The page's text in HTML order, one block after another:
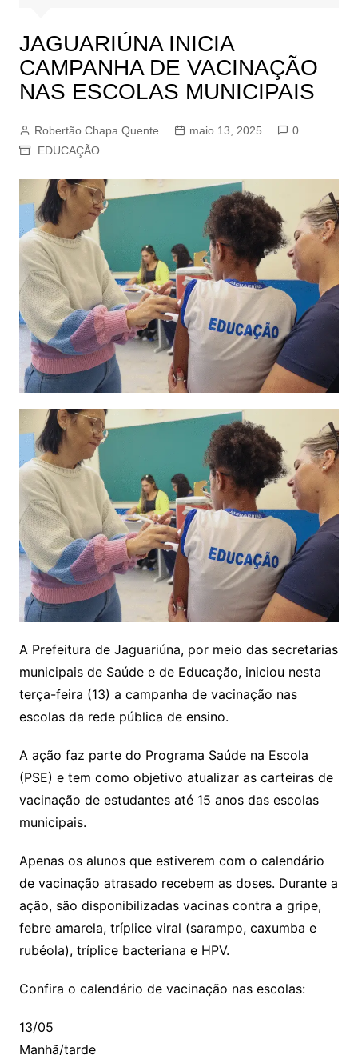
JAGUARIÚNA INICIA
CAMPANHA DE VACINAÇÃO
NAS ESCOLAS MUNICIPAIS
Robertão Chapa Quente maio 13, 2025
0
EDUCAÇÃO
A Prefeitura de Jaguariúna, por meio das secretarias
municipais de Saúde e de Educação, iniciou nesta
terça-feira (13) a campanha de vacinação nas
escolas da rede pública de ensino.
A ação faz parte do Programa Saúde na Escola
(PSE) e tem como objetivo atualizar as carteiras de
vacinação de estudantes até 15 anos das escolas
municipais.
Apenas os alunos que estiverem com o calendário
de vacinação atrasado recebem as doses. Durante a
ação, são disponibilizadas vacinas contra a gripe,
febre amarela, tríplice viral (sarampo, caxumba e
rubéola), tríplice bacteriana e HPV.
Confira o calendário de vacinação nas escolas:
13/05
Manhã/tarde